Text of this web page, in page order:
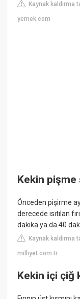
Kaynak kaldırma
yemek.com
Kekin pişme
Önceden pişirme
derecede ısıtılan
dakika ya da 40
Kaynak kaldırma
milliyet.com.tr
Kekin içi çiğ